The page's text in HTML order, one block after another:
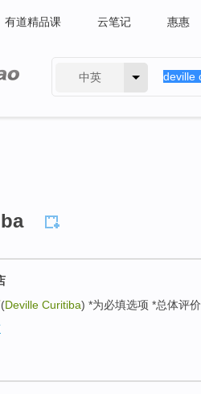
有道精品课 云笔记 惠惠
中英
(Deville Curitiba) *为必填选项 *总体评价